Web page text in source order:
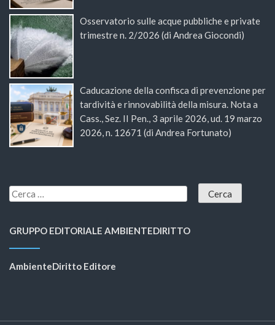
Osservatorio sulle acque pubbliche e private
trimestre n. 2/2026 (di Andrea Giocondi)
Caducazione della confisca di prevenzione per
tardività e rinnovabilità della misura. Nota a
Cass., Sez. II Pen., 3 aprile 2026, ud. 19 marzo
2026, n. 12671 (di Andrea Fortunato)
GRUPPO EDITORIALE AMBIENTEDIRITTO
AmbienteDiritto Editore